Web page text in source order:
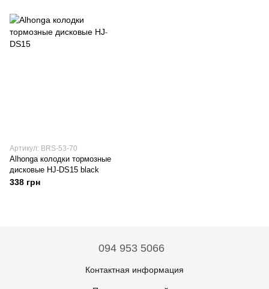
Артикул: BRS-53-70
Alhonga колодки тормозные
дисковые HJ-DS15 black
338 грн
094 953 5066
Контактная информация